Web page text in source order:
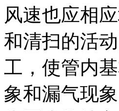
风速也应相
和清扫的活
工，使管内
象和漏气现